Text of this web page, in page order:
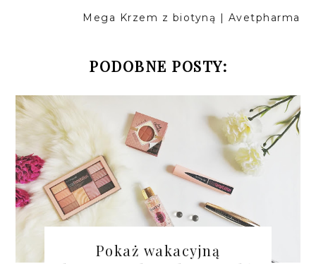
Mega Krzem z biotyną | Avetpharma
PODOBNE POSTY:
Pokaż wakacyjną